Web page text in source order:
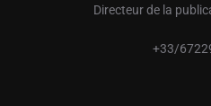
Directeur de la
+33/